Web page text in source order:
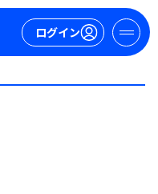
ログイン